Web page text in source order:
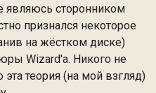
являюсь сторонником
признался некоторое
на жёстком диске)
Wizard'a. Никого не
эта теория (на мой взгляд)